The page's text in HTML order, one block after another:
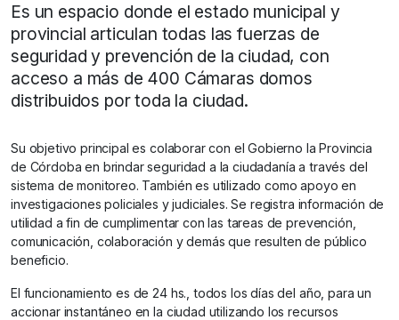
Es un espacio donde el estado municipal y
provincial articulan todas las fuerzas de
seguridad y prevención de la ciudad, con
acceso a más de 400 Cámaras domos
distribuidos por toda la ciudad.
Su objetivo principal es colaborar con el Gobierno la Provincia
de Córdoba en brindar seguridad a la ciudadanía a través del
sistema de monitoreo. También es utilizado como apoyo en
investigaciones policiales y judiciales. Se registra información de
utilidad a fin de cumplimentar con las tareas de prevención,
comunicación, colaboración y demás que resulten de público
beneficio.
El funcionamiento es de 24 hs., todos los días del año, para un
accionar instantáneo en la ciudad utilizando los recursos